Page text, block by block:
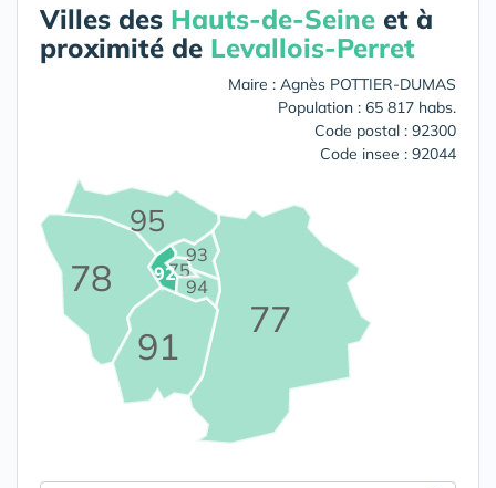
Villes des Hauts-de-Seine et à
proximité de Levallois-Perret
Maire : Agnès POTTIER-DUMAS
Population : 65 817 habs.
Code postal : 92300
Code insee : 92044
75
77
78
91
92
93
94
95